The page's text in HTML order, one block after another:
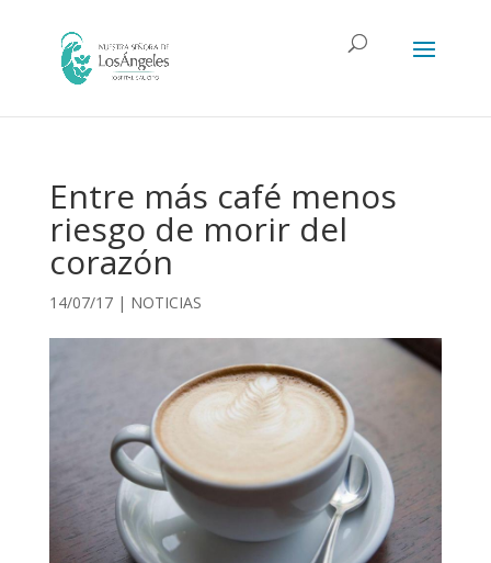
Entre más café menos
riesgo de morir del
corazón
14/07/17| NOTICIAS